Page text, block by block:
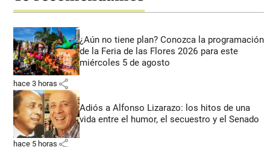
¿Aún no tiene plan? Conozca la programación
de la Feria de las Flores 2026 para este
miércoles 5 de agosto
hace 3 horas share
Adiós a Alfonso Lizarazo: los hitos de una
vida entre el humor, el secuestro y el Senado
hace 5 horas share